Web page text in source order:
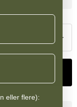
eller flere):